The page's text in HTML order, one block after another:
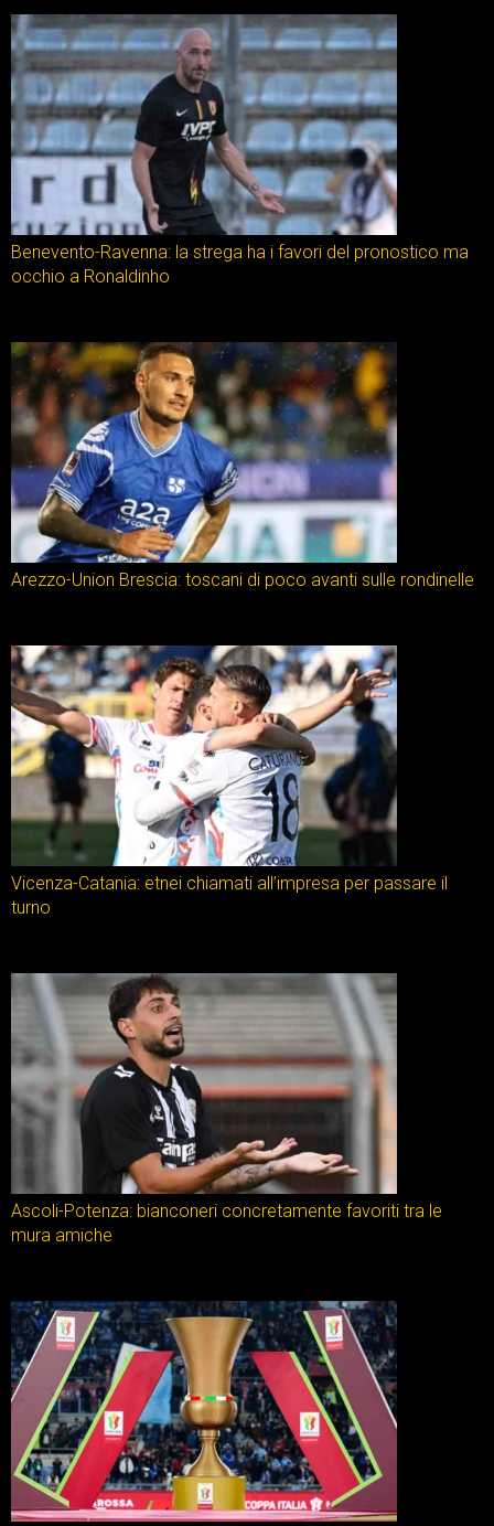
Benevento-Ravenna: la strega ha i favori del pronostico ma
occhio a Ronaldinho
Arezzo-Union Brescia: toscani di poco avanti sulle rondinelle
Vicenza-Catania: etnei chiamati all’impresa per passare il
turno
Ascoli-Potenza: bianconeri concretamente favoriti tra le
mura amiche